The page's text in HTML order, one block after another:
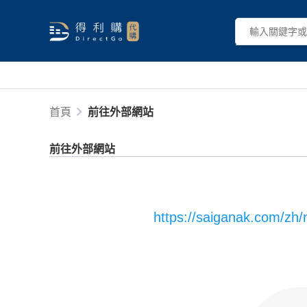
首頁 前往外部網站
前往外部網站
https://saiganak.com/